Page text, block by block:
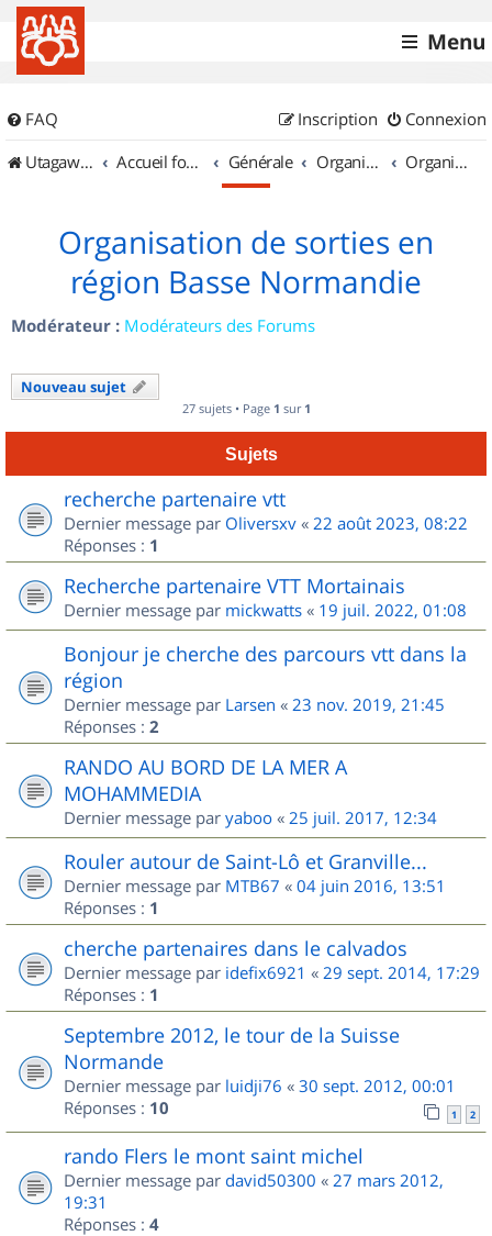
Menu
FAQ Connexion
Inscription
UtagawaVTT (Randos VTT et VTTAE avec traces GPS)
Accueil forum Générale Organisation de sorties & Recherche de partenaires Organisation de sorties en région Basse Normandie
Organisation de sorties en
région Basse Normandie
Modérateur : Modérateurs des Forums
Nouveau sujet
27 sujets • Page 1 sur 1
Sujets
recherche partenaire vtt
Dernier message par Oliversxv « 22 août 2023, 08:22
Réponses : 1
Recherche partenaire VTT Mortainais
Dernier message par mickwatts « 19 juil. 2022, 01:08
Bonjour je cherche des parcours vtt dans la
région
Dernier message par Larsen « 23 nov. 2019, 21:45
Réponses : 2
RANDO AU BORD DE LA MER A
MOHAMMEDIA
Dernier message par yaboo « 25 juil. 2017, 12:34
Rouler autour de Saint-Lô et Granville...
Dernier message par MTB67 « 04 juin 2016, 13:51
Réponses : 1
cherche partenaires dans le calvados
Dernier message par idefix6921 « 29 sept. 2014, 17:29
Réponses : 1
Septembre 2012, le tour de la Suisse
Normande
Dernier message par luidji76 « 30 sept. 2012, 00:01
Réponses : 10 1 2
rando Flers le mont saint michel
Dernier message par david50300 « 27 mars 2012,
19:31
Réponses : 4